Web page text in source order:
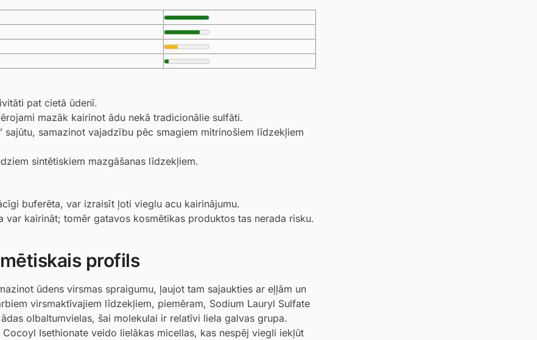
pat cietā ūdenī.
mazāk kairinot ādu nekā tradicionālie sulfāti.
sajūtu, samazinot vajadzību pēc smagiem mitrinošiem līdzekļiem
sintētiskiem mazgāšanas līdzekļiem.
buferēta, var izraisīt ļoti vieglu acu kairinājumu.
var kairināt; tomēr gatavos kosmētikas produktos tas nerada risku.
profils
ūdens virsmas spraigumu, ļaujot tam sajaukties ar eļļām un
virsmaktīvajiem līdzekļiem, piemēram, Sodium Lauryl Sulfate
olbaltumvielas, šai molekulai ir relatīvi liela galvas grupa.
Isethionate veido lielākas micellas, kas nespēj viegli iekļūt